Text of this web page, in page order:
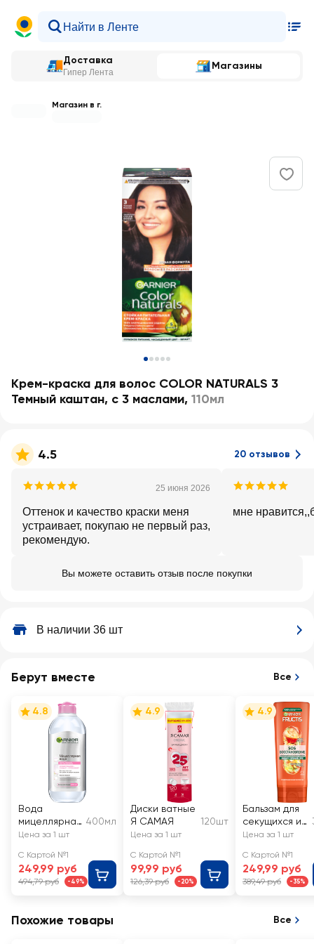
Доставка
Гипер Лента
Магазины
Магазин в г.
Крем-краска для волос COLOR NATURALS 3
Темный каштан, c 3 маслами, 110мл
4.5 20 отзывов
25 июня 2026
Оттенок и качество краски меня
устраивает, покупаю не первый раз,
рекомендую.
мне
Вы можете оставить отзыв после покупки
В наличии 36 шт
Берут вместе Все
4.8
Вода
мицеллярная
для лица
с
глицерином
и П-
для всех
400мл
Цена за 1 шт
С Картой №1
249,99 руб
494,79 руб -49%
4.9
Диски ватные
Я САМАЯ
120шт
Цена за 1 шт
С Картой №1
99,99 руб
126,39 руб -20%
4.9
Бальзам для
секущихся и
очень
х волос
FRUCTIS SOS
Восстановле
Цена за 1 шт
С Картой №1
249,99 руб
389,49 руб -35%
Похожие товары Все